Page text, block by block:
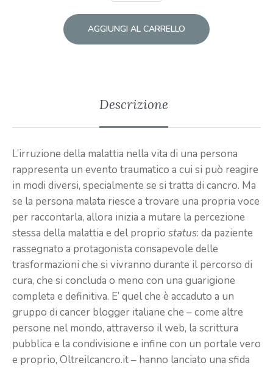
AGGIUNGI AL CARRELLO
Descrizione
L’irruzione della malattia nella vita di una persona
rappresenta un evento traumatico a cui si può reagire
in modi diversi, specialmente se si tratta di cancro. Ma
se la persona malata riesce a trovare una propria voce
per raccontarla, allora inizia a mutare la percezione
stessa della malattia e del proprio status: da paziente
rassegnato a protagonista consapevole delle
trasformazioni che si vivranno durante il percorso di
cura, che si concluda o meno con una guarigione
completa e definitiva. E’ quel che è accaduto a un
gruppo di cancer blogger italiane che – come altre
persone nel mondo, attraverso il web, la scrittura
pubblica e la condivisione e infine con un portale vero
e proprio, Oltreilcancro.it – hanno lanciato una sfida